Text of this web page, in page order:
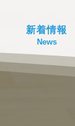
新着情報
News